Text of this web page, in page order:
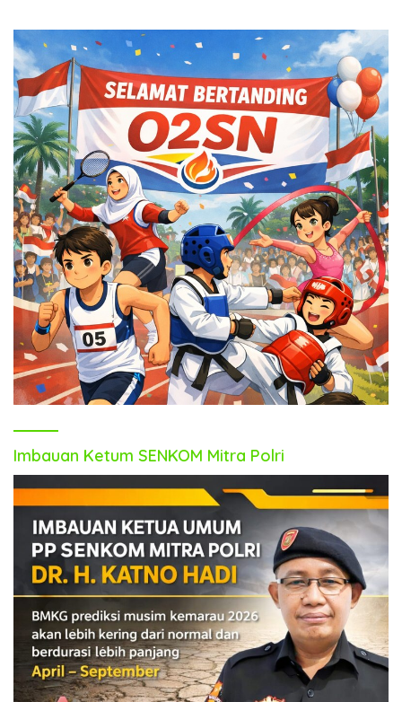
Imbauan Ketum SENKOM Mitra Polri